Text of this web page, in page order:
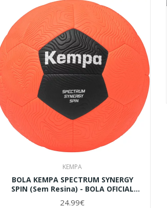
KEMPA
BOLA KEMPA SPECTRUM SYNERGY
SPIN (sem Resina) - BOLA OFICIAL
FAP 26_27
24.99€